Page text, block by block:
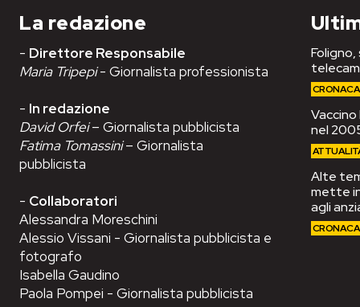
La redazione
- Direttore Responsabile
Maria Tripepi- Giornalista professionista
- In redazione
David Orfei– Giornalista pubblicista
Fatima Tomassini– Giornalista
pubblicista
- Collaboratori
Alessandra Moreschini
Alessio Vissani - Giornalista pubblicista e
fotografo
Isabella Gaudino
Paola Pompei - Giornalista pubblicista
CRONACA
nel
Alte
mette
agli
CRONACA